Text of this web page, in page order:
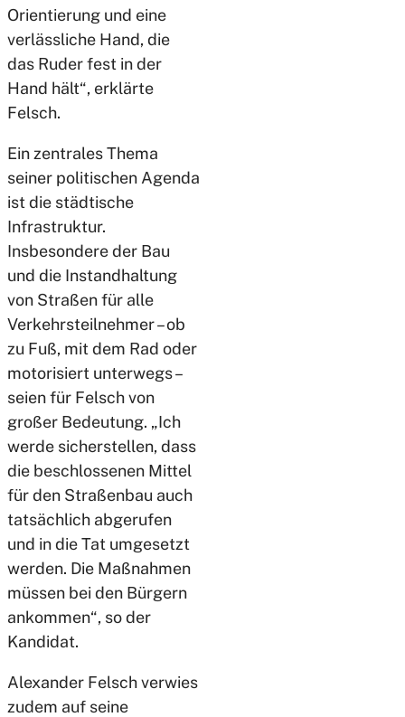
Orientierung und eine
verlässliche Hand, die
das Ruder fest in der
Hand hält“, erklärte
Felsch.
Ein zentrales Thema
seiner politischen Agenda
ist die städtische
Infrastruktur.
Insbesondere der Bau
und die Instandhaltung
von Straßen für alle
Verkehrsteilnehmer – ob
zu Fuß, mit dem Rad oder
motorisiert unterwegs –
seien für Felsch von
großer Bedeutung. „Ich
werde sicherstellen, dass
die beschlossenen Mittel
für den Straßenbau auch
tatsächlich abgerufen
und in die Tat umgesetzt
werden. Die Maßnahmen
müssen bei den Bürgern
ankommen“, so der
Kandidat.
Alexander Felsch verwies
zudem auf seine